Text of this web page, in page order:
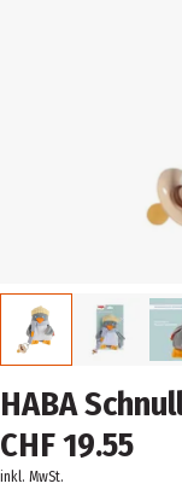
HABA
CHF 19.55
inkl. MwSt.